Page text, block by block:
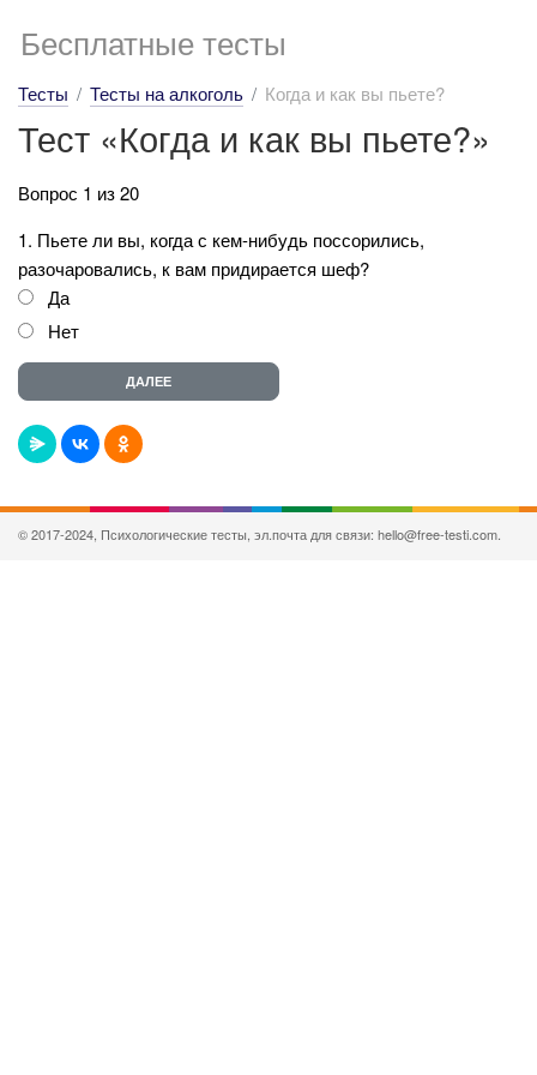
Бесплатные тесты
Тесты Тесты на алкоголь Когда и как вы пьете?
Тест «Когда и как вы пьете?»
Вопрос 1 из 20
1. Пьете ли вы, когда с кем-нибудь поссорились,
разочаровались, к вам придирается шеф?
Да
Нет
© 2017-2024, Психологические тесты, эл.почта для связи: hello@free-testi.com.